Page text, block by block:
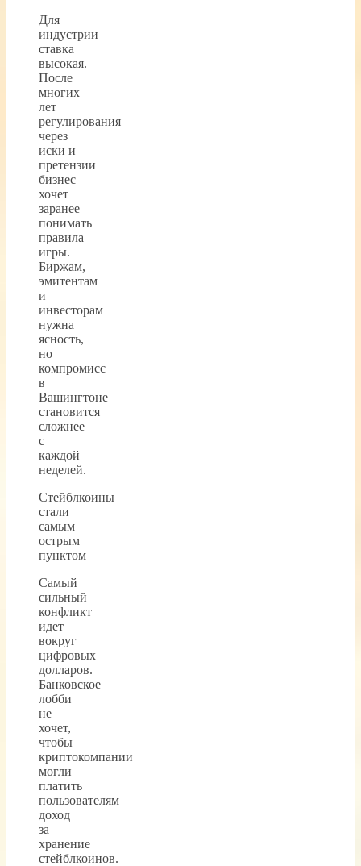
Для
индустрии
ставка
высокая.
После
многих
лет
регулирования
через
иски и
претензии
бизнес
хочет
заранее
понимать
правила
игры.
Биржам,
эмитентам
и
инвесторам
нужна
ясность,
но
компромисс
в
Вашингтоне
становится
сложнее
с
каждой
неделей.
Стейблкоины
стали
самым
острым
пунктом
Самый
сильный
конфликт
идет
вокруг
цифровых
долларов.
Банковское
лобби
не
хочет,
чтобы
криптокомпании
могли
платить
пользователям
доход
за
хранение
стейблкоинов.